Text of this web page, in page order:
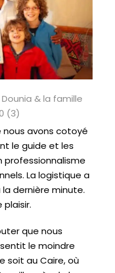
& la famille
(3)
nous avons cotoyé
le guide et les
professionnalisme
La logistique a
dernière minute.
que nous
le moindre
soit au Caire, où